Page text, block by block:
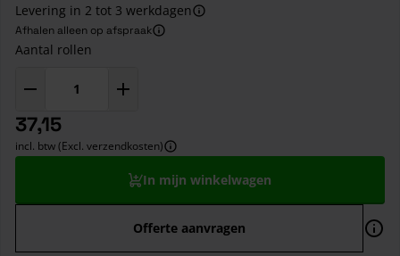
Levering in 2 tot 3 werkdagen
Afhalen alleen op afspraak
Aantal rollen
37,15
incl. btw (Excl. verzendkosten)
In mijn winkelwagen
Offerte aanvragen